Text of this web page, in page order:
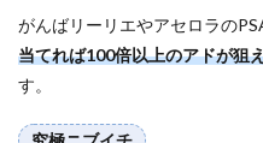
がんばリーリエやアセロラの
当てれば100倍以上のアドが狙
す。